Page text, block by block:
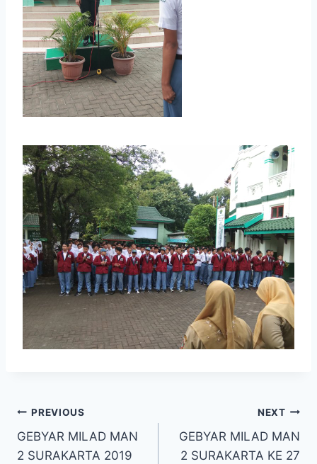
Post
navigation
PREVIOUS
GEBYAR MILAD MAN
2 SURAKARTA 2019
NEXT
GEBYAR MILAD MAN
2 SURAKARTA KE 27